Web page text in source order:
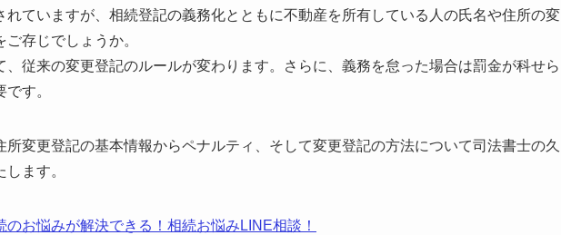
れていますが、相続登記の義務化とともに不動産を所有している人の氏名や住所の変
存じでしょうか。
、従来の変更登記のルールが変わります。さらに、義務を怠った場合は罰金が科せら
す。
変更登記の基本情報からペナルティ、そして変更登記の方法について司法書士の久
ます。
お悩みが解決できる！相続お悩みLINE相談！